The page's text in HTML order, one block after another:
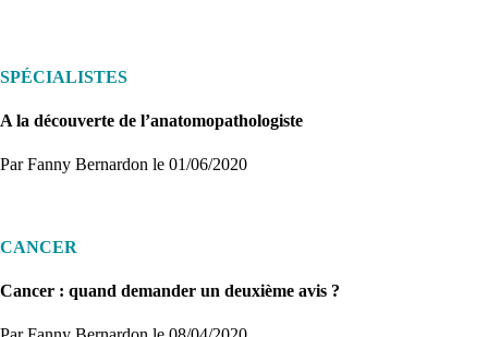
SPÉCIALISTES
A la découverte de l’anatomopathologiste
Par Fanny Bernardon le 01/06/2020
CANCER
Cancer : quand demander un deuxième avis ?